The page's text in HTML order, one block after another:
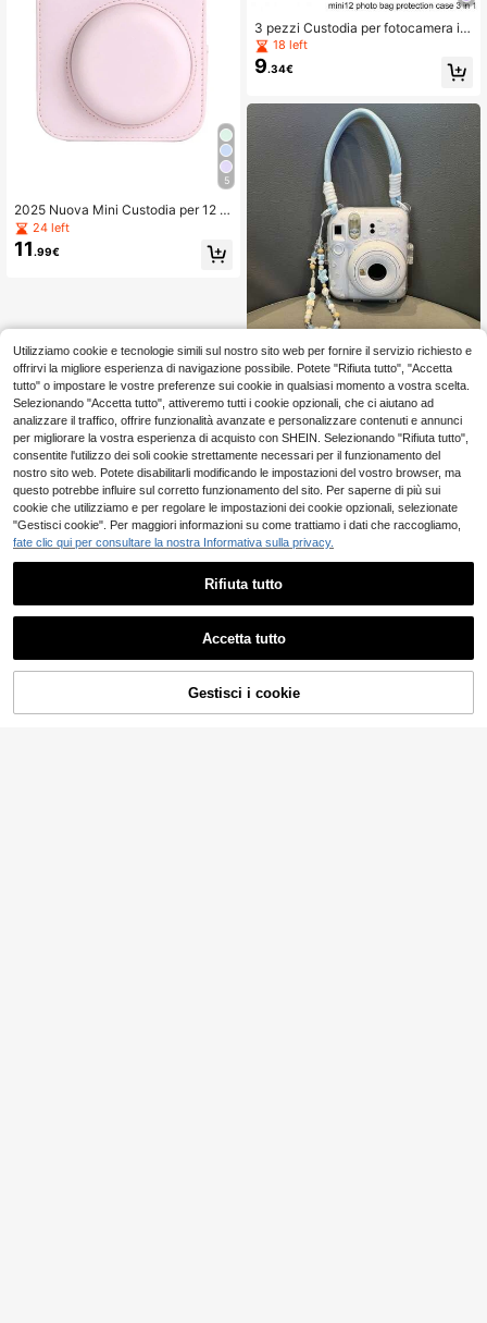
5
2025 Nuova Mini Custodia per 12 F
otocamere, Borsa a Tracolla Resiste
nte ai Graffi e agli Urti, Accessori pe
r Fotocamera Istantanea da Donna
24 left
11 .99€
3 pezzi Custodia per fotocamera ist
antanea mini con stampa mucca, c
on tracolla e adesivi
18 left
9.34€
Custodia protettiva per fotocamera
in cristallo trasparente con stampa f
arfalla alla moda, adatta per Mini 1
3/Mini 12/Mini 11/Mini 8
9.98€
AGGIUNGI AL CARRELLO
Utilizziamo cookie e tecnologie simili sul nostro sito web per fornire il servizio richiesto e
offrirvi la migliore esperienza di navigazione possibile. Potete "Rifiuta tutto", "Accetta
tutto" o impostare le vostre preferenze sui cookie in qualsiasi momento a vostra scelta.
Selezionando "Accetta tutto", attiveremo tutti i cookie opzionali, che ci aiutano ad
analizzare il traffico, offrire funzionalità avanzate e personalizzare contenuti e annunci
per migliorare la vostra esperienza di acquisto con SHEIN. Selezionando "Rifiuta tutto",
consentite l'utilizzo dei soli cookie strettamente necessari per il funzionamento del
nostro sito web. Potete disabilitarli modificando le impostazioni del vostro browser, ma
questo potrebbe influire sul corretto funzionamento del sito. Per saperne di più sui
cookie che utilizziamo e per regolare le impostazioni dei cookie opzionali, selezionate
"Gestisci cookie". Per maggiori informazioni su come trattiamo i dati che raccogliamo,
fate clic qui per consultare la nostra Informativa sulla privacy.
Rifiuta tutto
Accetta tutto
Gestisci i cookie